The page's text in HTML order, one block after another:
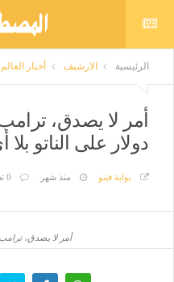
الرئيسية الارشيف أخبار العالم
أمر لا يصدق،
دولار على الناتو بلا
بوابة فيتو منذ شهر 0 تعليق
أمر لا يصدق، ترامب: